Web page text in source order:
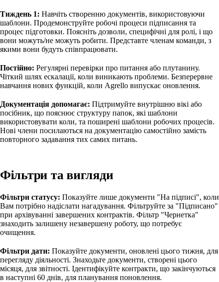
Тиждень 1: Навчіть створенню документів, використовуючи
шаблони. Продемонструйте робочі процеси підписання та
процес підготовки. Поясніть дозволи, специфічні для ролі, і що
вони можуть/не можуть робити. Представте членам команди, з
якими вони будуть співпрацювати.
Постійно: Регулярні перевірки про питання або плутанину.
Чіткий шлях ескалації, коли виникають проблеми. Безперервне
навчання нових функцій, коли Agrello випускає оновлення.
Документація допомагає: Підтримуйте внутрішню вікі або
посібник, що пояснює структуру папок, які шаблони
використовувати коли, та поширені шаблони робочих процесів.
Нові члени посилаються на документацію самостійно замість
повторного задавання тих самих питань.
Фільтри та вигляди
Фільтри статусу: Показуйте лише документи "На підписі", коли
Вам потрібно надіслати нагадування. Фільтруйте за "Підписано"
при архівуванні завершених контрактів. Фільтр "Чернетка"
знаходить залишену незавершену роботу, що потребує
очищення.
Фільтри дати: Показуйте документи, оновлені цього тижня, для
перегляду діяльності. Знаходьте документи, створені цього
місяця, для звітності. Ідентифікуйте контракти, що закінчуються
в наступні 60 днів, для планування поновлення.